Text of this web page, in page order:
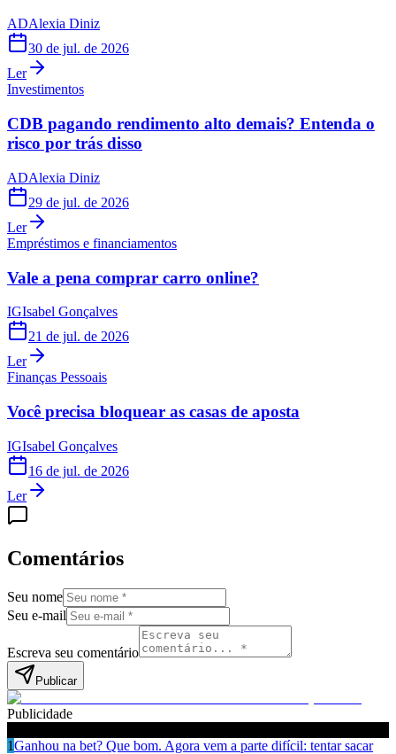
ADAlexia Diniz
30 de jul. de 2026
Ler
Investimentos
CDB pagando rendimento alto demais? Entenda o
risco por trás disso
ADAlexia Diniz
29 de jul. de 2026
Ler
Empréstimos e financiamentos
Vale a pena comprar carro online?
IGIsabel Gonçalves
21 de jul. de 2026
Ler
Finanças Pessoais
Você precisa bloquear as casas de aposta
IGIsabel Gonçalves
16 de jul. de 2026
Ler
Comentários
Seu nome
Seu e-mail
Escreva seu comentário
Publicar
Publicidade
1Ganhou na bet? Que bom. Agora vem a parte difícil: tentar sacar